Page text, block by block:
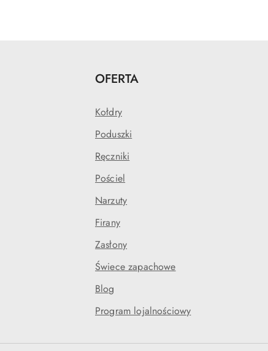
OFERTA
Kołdry
Poduszki
Ręczniki
Pościel
Narzuty
Firany
Zasłony
Świece zapachowe
Blog
Program lojalnościowy